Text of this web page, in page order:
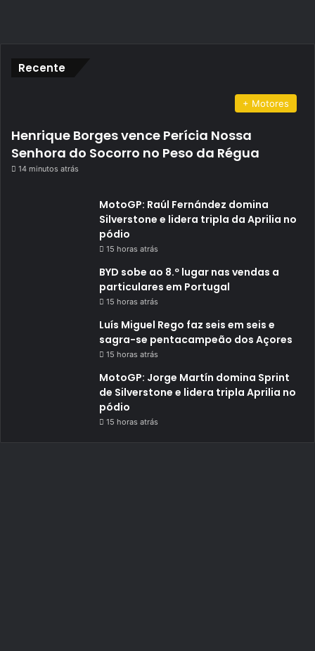
Recente
+ Motores
Henrique Borges vence Perícia Nossa
Senhora do Socorro no Peso da Régua
14 minutos atrás
MotoGP: Raúl Fernández domina
Silverstone e lidera tripla da Aprilia no
pódio
15 horas atrás
BYD sobe ao 8.º lugar nas vendas a
particulares em Portugal
15 horas atrás
Luís Miguel Rego faz seis em seis e
sagra-se pentacampeão dos Açores
15 horas atrás
MotoGP: Jorge Martín domina Sprint
de Silverstone e lidera tripla Aprilia no
pódio
15 horas atrás